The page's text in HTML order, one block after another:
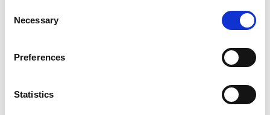
Selection
Necessary
Preferences
Statistics
"Germany's Best
the fifth time
exceptional
messen løber af stablen,
kan besøgende opleve
veletableret samarbejde